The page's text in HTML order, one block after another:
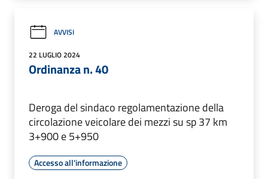
AVVISI
22 LUGLIO 2024
Ordinanza n. 40
Deroga del sindaco regolamentazione della
circolazione veicolare dei mezzi su sp 37 km
3+900 e 5+950
Accesso all'informazione